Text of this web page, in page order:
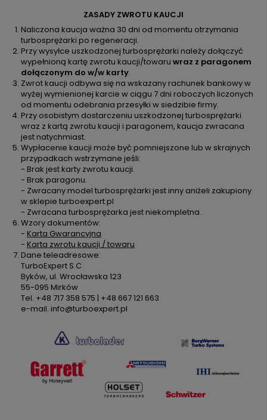
ZASADY ZWROTU KAUCJI
Naliczona kaucja ważna 30 dni od momentu otrzymania
turbosprężarki po regeneracji.
Przy wysyłce uszkodzonej turbosprężarki należy dołączyć
wypełnioną kartę zwrotu kaucji/towaru wraz z paragonem
dołączonym do w/w karty.
Zwrot kaucji odbywa się na wskazany rachunek bankowy w
wyżej wymienionej karcie w ciągu 7 dni roboczych liczonych
od momentu odebrania przesyłki w siedzibie firmy.
Przy osobistym dostarczeniu uszkodzonej turbosprężarki
wraz z kartą zwrotu kaucji i paragonem, kaucja zwracana
jest natychmiast.
Wypłacenie kaucji może być pomniejszone lub w skrajnych
przypadkach wstrzymane jeśli:
- Brak jest karty zwrotu kaucji.
- Brak paragonu.
- Zwracany model turbosprężarki jest inny aniżeli zakupiony
w sklepie turboexpert.pl
- Zwracana turbosprężarka jest niekompletna.
Wzory dokumentów:
- Karta Gwarancyjna
- Karta zwrotu kaucji / towaru
Dane teleadresowe:
TurboExpert S.C
Byków, ul. Wrocławska 123
55-095 Mirków
Tel. +48 717 358 575 | +48 667 121 663
e-mail. info@turboexpert.pl